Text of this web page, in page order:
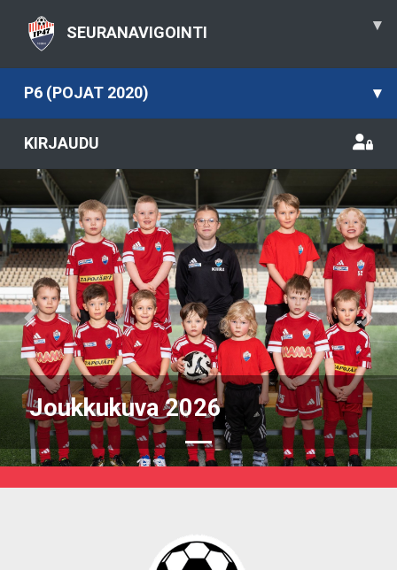
SEURANAVIGOINTI ▾
P6 (POJAT 2020) ▾
KIRJAUDU
Joukkukuva 2026
Previous